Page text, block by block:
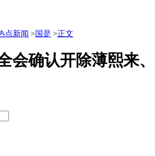
点新闻 >国是 >正文
会确认开除薄熙来